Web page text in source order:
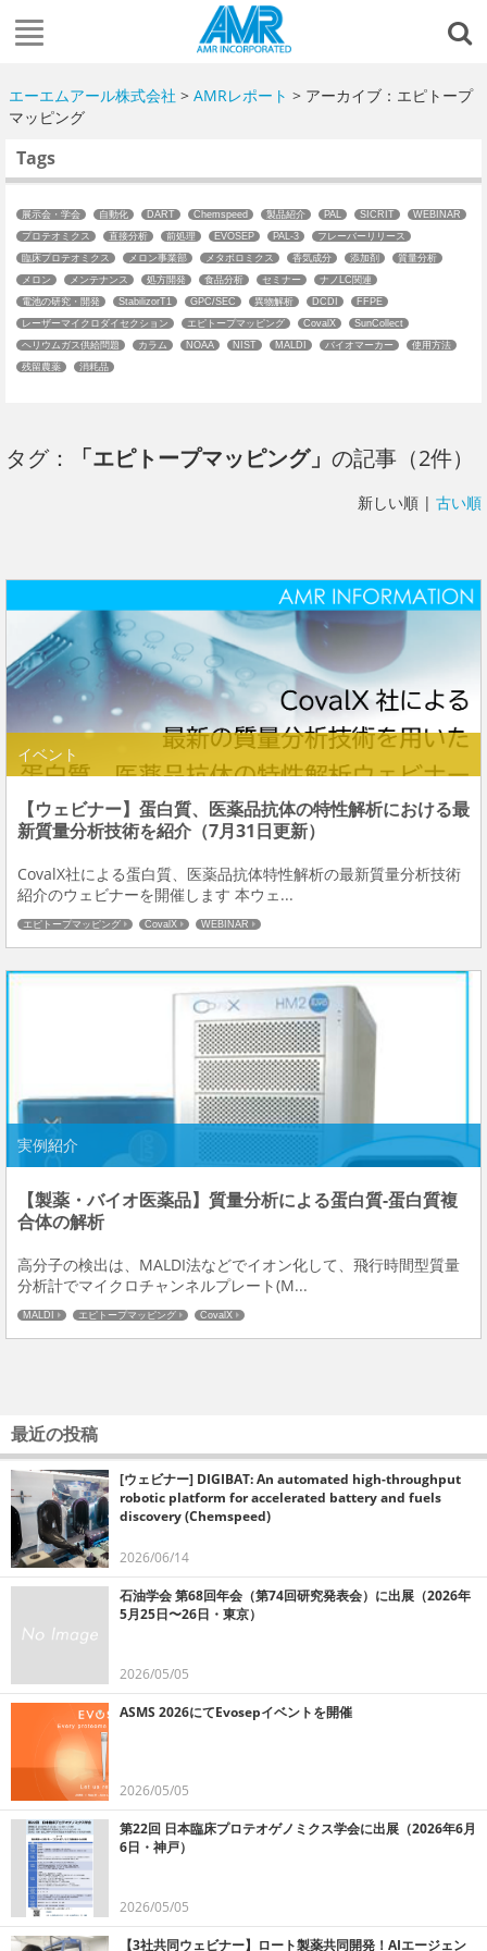
エーエムアール株式会社 > AMRレポート > アーカイブ：エピトープ
マッピング
Tags
展示会・学会 自動化 DART Chemspeed 製品紹介 PAL SICRIT
WEBINAR
プロテオミクス
直接分析 前処理 EVOSEP PAL-3
フレーバーリリース
臨床プロテオミクス
メロン事業部 メタボロミクス 香気成分 添加剤
質量分析
メロン
メンテナンス 処方開発 食品分析 セミナー
ナノLC関連
電池の研究・開発
StabilizorT1 GPC/SEC 異物解析 DCDI
FFPE
レーザーマイクロダイセクション
エピトープマッピング CovalX
SunCollect
ヘリウムガス供給問題
カラム NOAA NIST MALDI バイオマーカー
使用方法
残留農薬
消耗品
タグ： 「エピトープマッピング」 の記事（2件）
新しい順 | 古い順
イベント
【ウェビナー】蛋白質、医薬品抗体の特性解析における最
新質量分析技術を紹介（7月31日更新）
CovalX社による蛋白質、医薬品抗体特性解析の最新質量分析技術
紹介のウェビナーを開催します 本ウェ...
エピトープマッピング CovalX WEBINAR
実例紹介
【製薬・バイオ医薬品】質量分析による蛋白質-蛋白質複
合体の解析
高分子の検出は、MALDI法などでイオン化して、飛行時間型質量
分析計でマイクロチャンネルプレート(M...
MALDI エピトープマッピング CovalX
最近の投稿
[ウェビナー] DIGIBAT: An automated high-throughput
robotic platform for accelerated battery and fuels
discovery (Chemspeed)
2026/06/14
石油学会 第68回年会（第74回研究発表会）に出展（2026年
5月25日〜26日・東京）
2026/05/05
ASMS 2026にてEvosepイベントを開催
2026/05/05
第22回 日本臨床プロテオゲノミクス学会に出展（2026年6月
6日・神戸）
2026/05/05
【3社共同ウェビナー】ロート製薬共同開発！AIエージェン